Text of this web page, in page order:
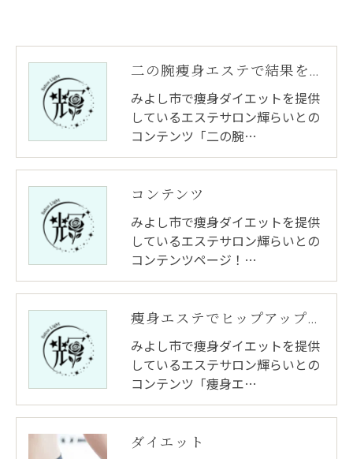
す。
個人情報の開示･訂正･削除・利用停止の具体的手続
きにつきましては、お電話でお問合せ下さい。
二の腕痩身エステで結果を出す！成功のためのポイント紹介
みよし市で痩身ダイエットを提供
しているエステサロン輝らいとの
コンテンツ「二の腕…
コンテンツ
みよし市で痩身ダイエットを提供
しているエステサロン輝らいとの
コンテンツページ！…
痩身エステでヒップアップ？本当に効果があるのか徹底解説！
みよし市で痩身ダイエットを提供
しているエステサロン輝らいとの
コンテンツ「痩身エ…
ダイエット